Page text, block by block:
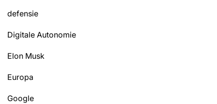
defensie
Digitale Autonomie
Elon Musk
Europa
Google